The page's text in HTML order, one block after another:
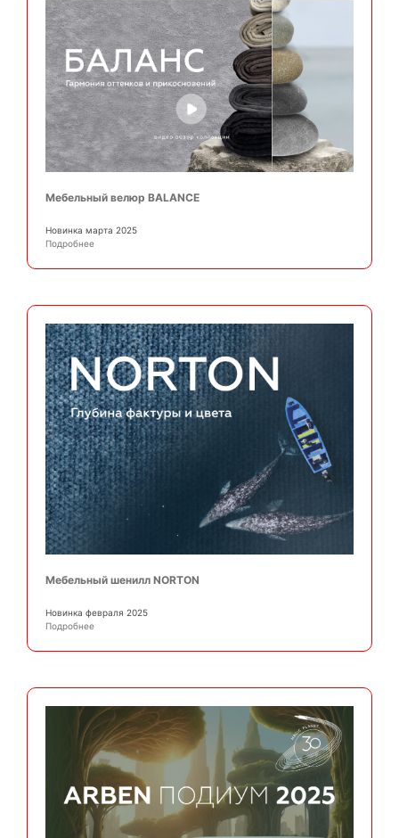
Мебельный велюр BALANCE
Новинка марта 2025
Подробнее
Мебельный шенилл NORTON
Новинка февраля 2025
Подробнее